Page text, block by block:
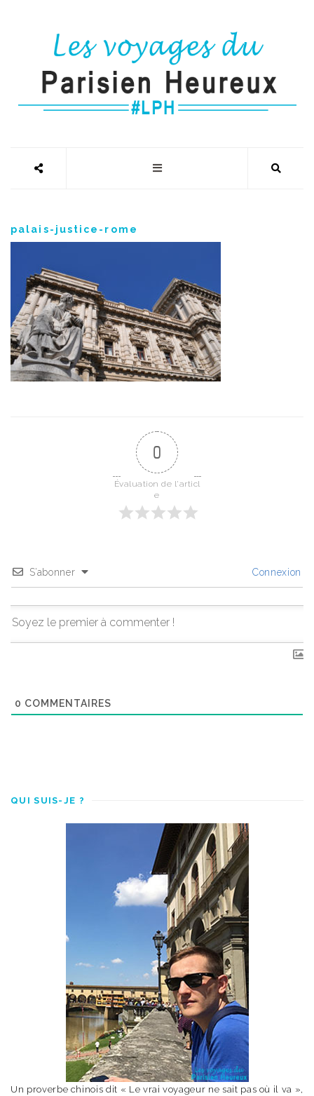
palais-justice-rome
0
Évaluation de l'articl
e
S’abonner Connexion
0 COMMENTAIRES
QUI SUIS-JE ?
Un proverbe chinois dit « Le vrai voyageur ne sait pas où il va »,